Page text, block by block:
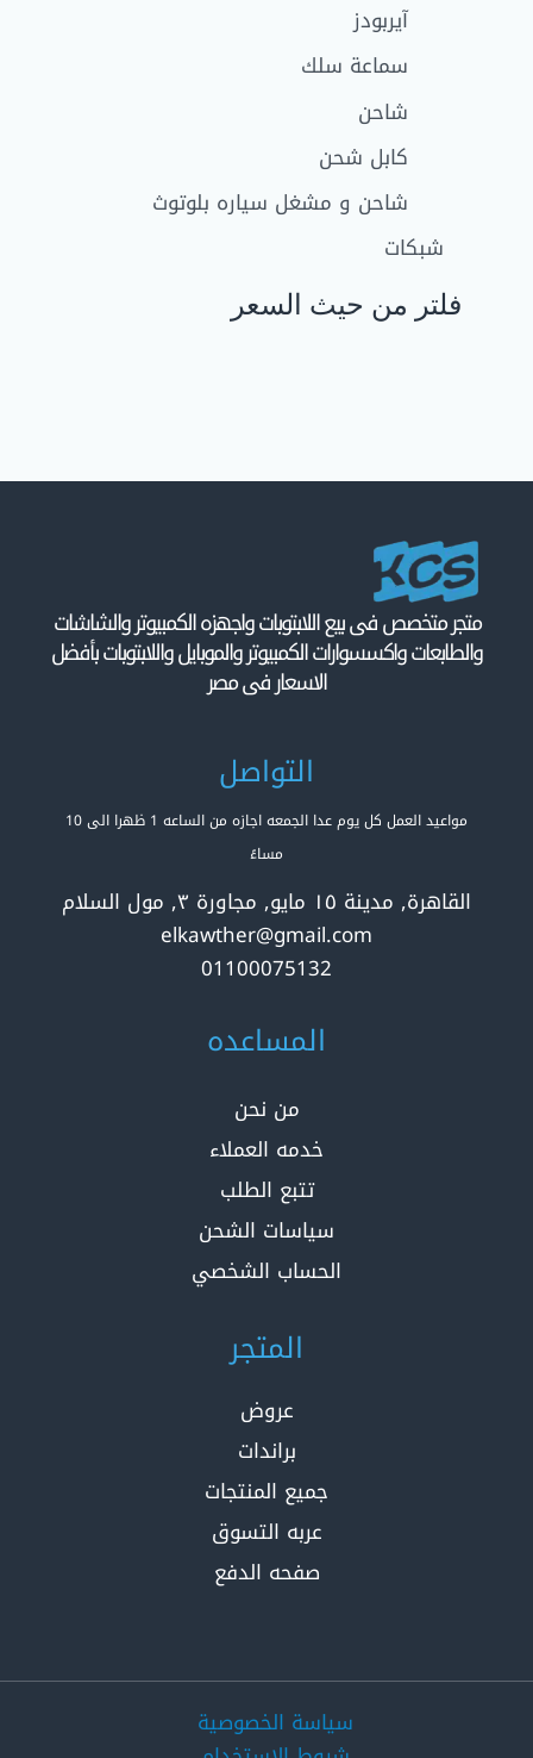
آيربودز
سماعة سلك
شاحن
كابل شحن
شاحن و مشغل سياره بلوتوث
شبكات
فلتر من حيث السعر
متجر متخصص فى بيع اللابتوبات واجهزه الكمبيوتر والشاشات
والطابعات واكسسوارات الكمبيوتر والموبايل واللابتوبات بأفضل
الاسعار فى مصر
التواصل
مواعيد العمل كل يوم عدا الجمعه اجازه من الساعه 1 ظهرا الى 10
مساءً
القاهرة, مدينة ١٥ مايو, مجاورة ٣, مول السلام
elkawther@gmail.com
01100075132
المساعده
من نحن
خدمه العملاء
تتبع الطلب
سياسات الشحن
الحساب الشخصي
المتجر
عروض
براندات
جميع المنتجات
عربه التسوق
صفحه الدفع
سياسة الخصوصية